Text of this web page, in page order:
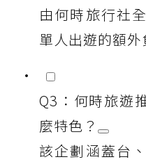
由何時旅行社
單人出遊的額外
Q3：何時旅遊
麼特色？
該企劃涵蓋台